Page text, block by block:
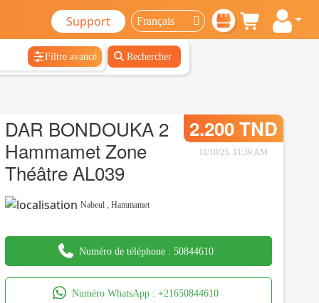
Support
Filtre avancé Rechercher
DAR BONDOUKA 2
Hammamet Zone
Théâtre AL039
2.200 TND
11/10/25, 11:39 AM
Nabeul ,Hammamet
Numéro de téléphone : 50844610
Numéro WhatsApp : +21650844610